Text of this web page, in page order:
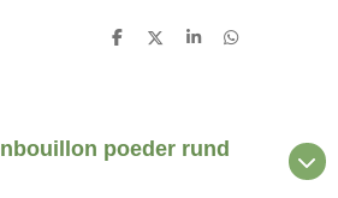
D
D
S
D
poeder rund